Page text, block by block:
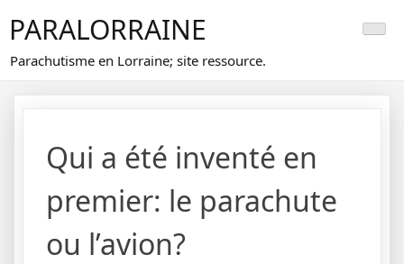
content
PARALORRAINE
Parachutisme en Lorraine; site ressource.
Qui a été inventé en
premier: le parachute
ou l’avion?